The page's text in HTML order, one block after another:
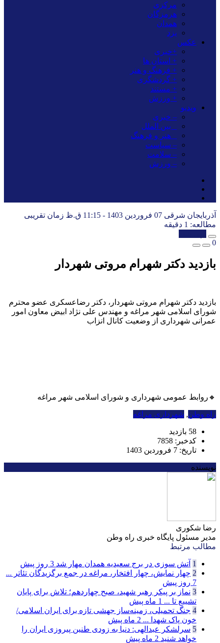
مرکزی
هرمزگان
همدان
یزد
عکس
+خبری
+ استان ها
+ فرهنگ و هنر
+ گردشگری
+ مستند
+ ورزش
ویدیو
– خبری
_ بین الملل
_ هنر و فرهنگ
– سیاست
– سلامت
– ورزش
آذربایجان شرقی 07 فروردین 1403 - 11:15 ق.ظ
زمان تقریبی
مطالعه: 1 دقیقه
0
بازدید دکتر شهرام مروتی شهردار
بازدید دکتر شهرام مروتی شهردار، دکتر رضاعسکری عضو محترم
شورای اسلامی شهر مراغه و مهندس علی نژاد ابیض معاون امور
عمرانی شهرداری از وضعیت کانال انزاب
🔸روابط عمومی شهرداری و شورای اسلامی شهر مراغه
راه وطن, شهرداری مراغه
58 بازدید
کدخبر: 7858
تاریخ: 7 فروردین 1403
نویسنده
رضا شکوری
مدیر مسئول پایگاه خبری راه وطن
مطالب مرتبط
1 آتش سوزی در برج سعیدیه همدان مهار شد 3 روز پیش
2 چهار نمایش، چهار افتخار، مراغه در جمع برگزیدگان تئاتر ...
7 روز پیش
3 نماز بر پیکر رهبر شهید، صبح چهاردهم؛ تلاش برای پایان
تشییع تا ... 1 ماه پیش
4 جنگ تحمیلی، زمینه‌ساز جهشی تازه برای ایران اسلامی/
خون پاک شهدا ... 2 ماه پیش
5 سرلشکر عبدالهی: دنیا به زودی طنین پیروزی ایران را
خواهد شنید 2 ماه پیش